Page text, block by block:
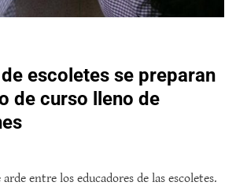
escoletes se preparan
de curso lleno de
entre los educadores de las escoletes.